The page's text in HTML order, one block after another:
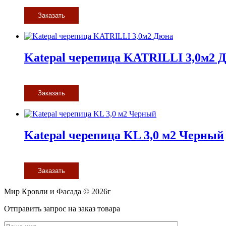
Заказать
Katepal черепица KATRILLI 3,0м2
Заказать
Katepal черепица KL 3,0 м2 Черный
Заказать
Мир Кровли и Фасада © 2026г
Прокрутить
Отправить запрос на заказ товара